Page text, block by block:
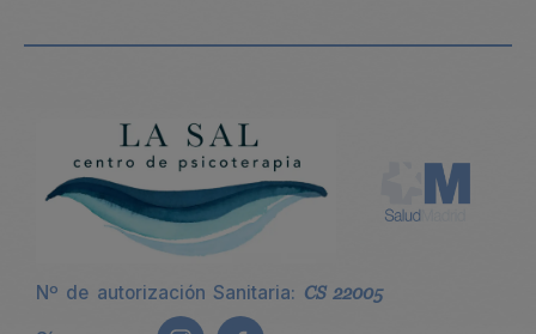
Nº de autorización Sanitaria: CS 22005